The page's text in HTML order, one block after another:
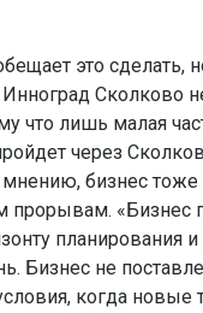
это сделать,
Сколково
что лишь малая
через
мнению, бизнес тоже
прорывам. «Бизнес
планирования
Бизнес не
когда новые